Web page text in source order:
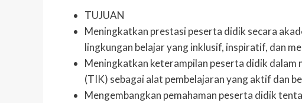
TUJUAN
Meningkatkan prestasi peserta didik secara
lingkungan belajar yang inklusif, inspiratif, dan
Meningkatkan keterampilan peserta didik
(TIK) sebagai alat pembelajaran yang aktif dan
Mengembangkan pemahaman peserta didik